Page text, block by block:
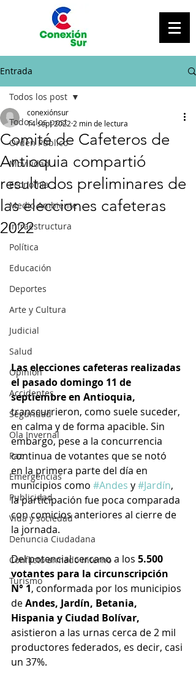
Entrada
Todos los post
Orden Público
Movilidad
Economía
Medio Ambiente
Infraestructura
Política
Educación
Deportes
Arte y Cultura
Judicial
Salud
Opinión
Accidentes
Seguridad
Ola Invernal
Paz
Emergencias
Publicidad
Vida y sociedad
Denuncia Ciudadana
Conflicto armado interno
Turismo
Todos los post
Comité de Cafeteros de
Antioquia compartió
resultados preliminares de
las elecciones cafeteras
2022
conexiónsur
14 sept 2022 2 min de lectura
Las elecciones cafeteras realizadas
el pasado domingo 11 de
septiembre en Antioquia,
transcurrieron, como suele suceder,
en calma y de forma apacible. Sin
embargo, pese a la concurrencia
continua de votantes que se notó
en la primera parte del día en
municipios como #Andes y #Jardín,
la participación fue poca comparada
con comicios anteriores al cierre de
la jornada.
Del potencial cercano a los 5.500
votantes para la circunscripción
N° 1, conformada por los municipios
de Andes, Jardín, Betania,
Hispania y Ciudad Bolívar,
asistieron a las urnas cerca de 2 mil
productores federados, es decir, casi
un 37%.